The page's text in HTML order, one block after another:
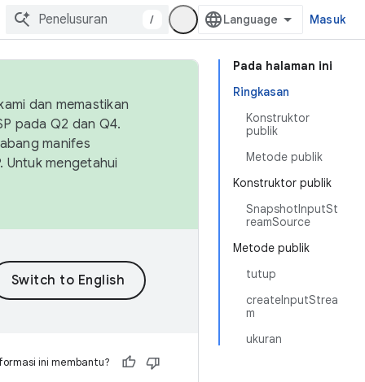
/ Masuk
Pada halaman ini
Ringkasan
Konstruktor
publik
Metode publik
Konstruktor publik
SnapshotInputSt
reamSource
Metode publik
tutup
createInputStrea
m
ukuran
dan memastikan
pada Q2 dan Q4.
manifes
Untuk mengetahui
ini membantu?